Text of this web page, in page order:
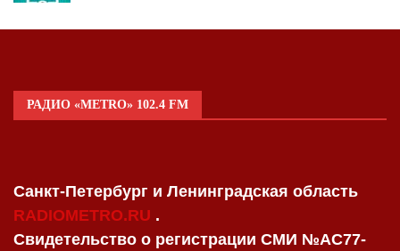
РАДИО «METRO» 102.4 FM
Санкт-Петербург и Ленинградская область
RADIOMETRO.RU .
Свидетельство о регистрации СМИ №AC77-